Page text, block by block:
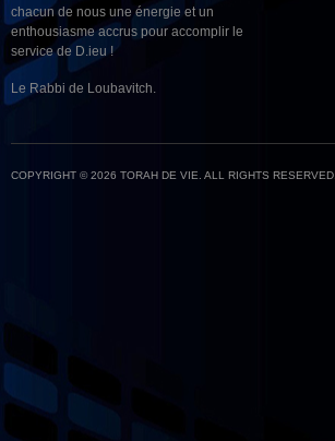
chacun de nous une énergie et un
enthousiasme accrus pour accomplir le
service de D.ieu !
Le Rabbi de Loubavitch.
COPYRIGHT © 2026 TORAH DE VIE. ALL RIGHTS RESERVED.